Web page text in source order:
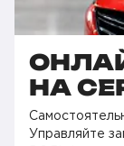
НА
Управляйте